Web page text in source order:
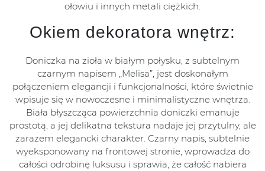
ołowiu i innych metali ciężkich.
Okiem dekoratora wnętrz:
Doniczka na zioła w białym połysku, z subtelnym
czarnym napisem „Melisa”, jest doskonałym
połączeniem elegancji i funkcjonalności, które świetnie
wpisuje się w nowoczesne i minimalistyczne wnętrza.
Biała błyszcząca powierzchnia doniczki emanuje
prostotą, a jej delikatna tekstura nadaje jej przytulny, ale
zarazem elegancki charakter. Czarny napis, subtelnie
wyeksponowany na frontowej stronie, wprowadza do
całości odrobinę luksusu i sprawia, że całość nabiera